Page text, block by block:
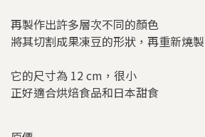
再製作出許多層次不同的顏色
將其切割成果凍豆的形狀，再重新燒製
它的尺寸為 12 cm，很小
正好適合烘焙食品和日本甜食